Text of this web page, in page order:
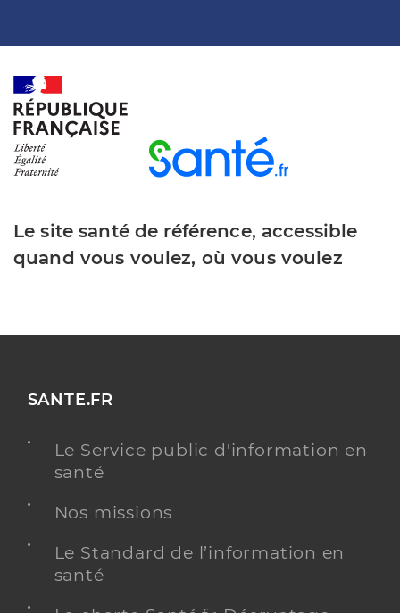
Le site santé de référence, accessible
quand vous voulez, où vous voulez
SANTE.FR
Le Service public d'information en
santé
Nos missions
Le Standard de l’information en
santé